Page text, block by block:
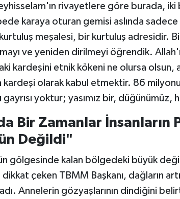
rivayetlere göre burada, iki
karaya oturan gemisi aslında sadece
meşalesi, bir kurtuluş adresidir.
ve yeniden dirilmeyi öğrendik.
kardeşini etnik kökeni ne olursa olsun,
kardeşi olarak kabul etmektir. 86
gayrısı yoktur; yasımız bir, düğünümüz,
Bir Zamanlar İnsanların
Değildi"
gölgesinde kalan bölgedeki büyük
çeken TBMM Başkanı, dağların
Annelerin gözyaşlarının dindiğini